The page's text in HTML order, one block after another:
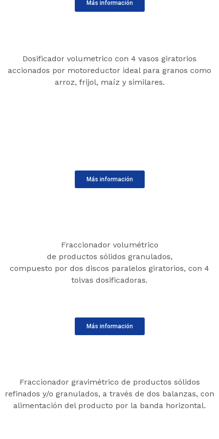
Más información
Dosificador volumetrico con 4 vasos giratorios
accionados por motoreductor ideal para granos como
arroz, frijol, maíz y similares.
Más información
Fraccionador volumétrico
de productos sólidos granulados,
compuesto por dos discos paralelos giratorios, con 4
tolvas dosificadoras.
Más información
Fraccionador gravimétrico de productos sólidos
refinados y/o granulados, a través de dos balanzas, con
alimentación del producto por la banda horizontal.